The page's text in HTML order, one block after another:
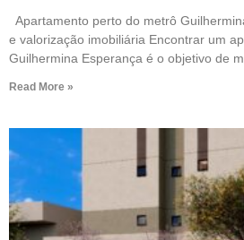
Apartamento perto do metrô
e valorização imobiliária Encontrar um
Guilhermina Esperança é o objetivo de
Read More »